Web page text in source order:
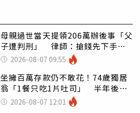
母親過世當天提領206萬辦後事「父
子遭判刑」 律師：搶錢先下手是
罪 2026-08-07 09:55
坐擁百萬存款仍不敢花！74歲獨居
翁「1餐只吃1片吐司」 半年後暴
瘦嚇壞女兒
2026-08-07 12:01